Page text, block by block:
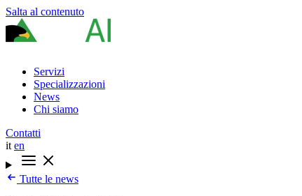
Salta al contenuto
Servizi
Specializzazioni
News
Chi siamo
Contatti
it en
Tutte le news